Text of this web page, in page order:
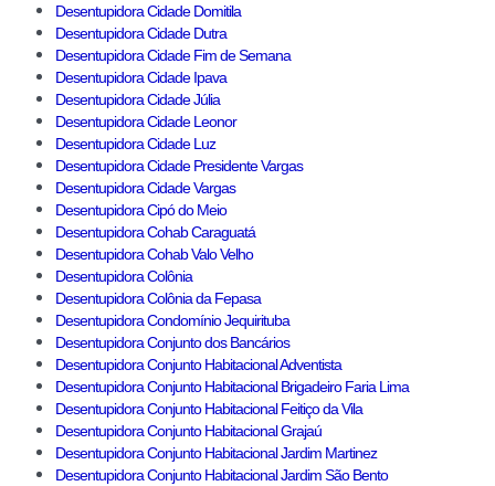
Desentupidora Cidade Domitila
Desentupidora Cidade Dutra
Desentupidora Cidade Fim de Semana
Desentupidora Cidade Ipava
Desentupidora Cidade Júlia
Desentupidora Cidade Leonor
Desentupidora Cidade Luz
Desentupidora Cidade Presidente Vargas
Desentupidora Cidade Vargas
Desentupidora Cipó do Meio
Desentupidora Cohab Caraguatá
Desentupidora Cohab Valo Velho
Desentupidora Colônia
Desentupidora Colônia da Fepasa
Desentupidora Condomínio Jequirituba
Desentupidora Conjunto dos Bancários
Desentupidora Conjunto Habitacional Adventista
Desentupidora Conjunto Habitacional Brigadeiro Faria Lima
Desentupidora Conjunto Habitacional Feitiço da Vila
Desentupidora Conjunto Habitacional Grajaú
Desentupidora Conjunto Habitacional Jardim Martinez
Desentupidora Conjunto Habitacional Jardim São Bento